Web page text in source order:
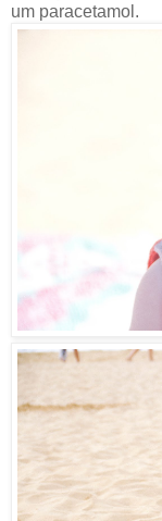
um paracetamol.